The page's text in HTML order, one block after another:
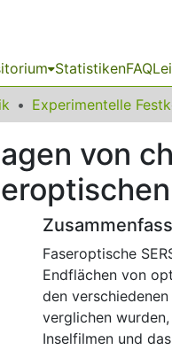
StatistikenFAQ
von
Faseroptische
Endflächen von
den
verglichen
Inselfilmen und